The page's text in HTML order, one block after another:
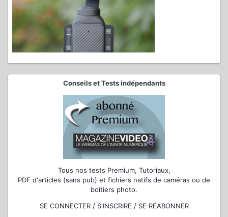
Conseils et Tests indépendants
Tous nos tests Premium, Tutoriaux,
PDF d'articles (sans pub) et fichiers natifs de caméras ou de
boîtiers photo.
SE CONNECTER / S'INSCRIRE / SE RÉABONNER